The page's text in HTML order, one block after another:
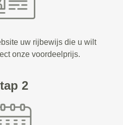
uw rijbewijs die u wilt
onze voordeelprijs.
2